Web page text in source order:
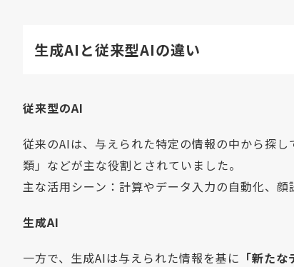
生成AIと従来型AIの違い
従来型のAI
従来のAIは、与えられた特定の情報の中から探
類」などが主な役割とされていました。
主な活用シーン：計算やデータ入力の自動化、
生成AI
一方で、生成AIは与えられた情報を基に 「新た